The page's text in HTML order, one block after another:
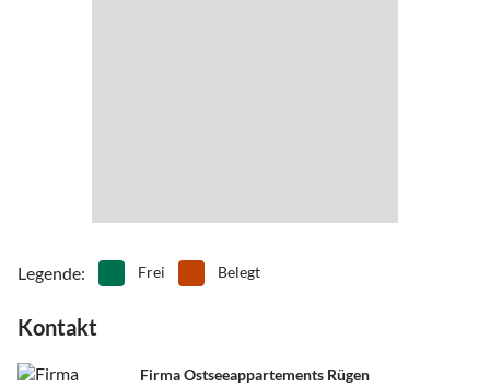
Legende: Frei Belegt
Kontakt
Firma Ostseeappartements Rügen